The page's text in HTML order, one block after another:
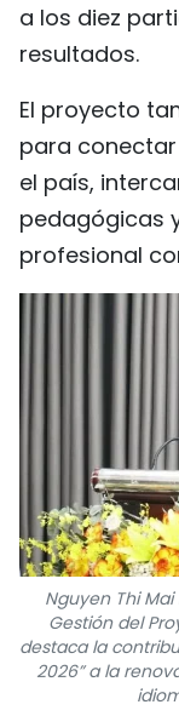
a los diez
resultados.
El proyecto
para
el país,
pedagógicas
profesional
Nguyen Thi
Gestión del
destaca la
2026” a la